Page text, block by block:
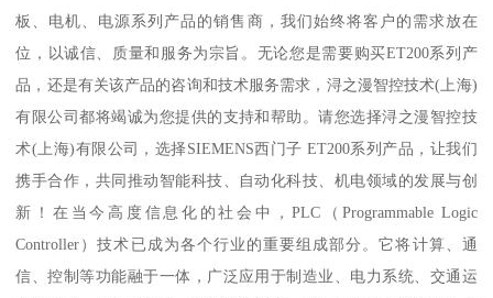
板、电机、电源系列产品的销售商，我们始终将客户的需求放在
位，以诚信、质量和服务为宗旨。无论您是需要购买ET200系列产
品，还是有关该产品的咨询和技术服务需求，浔之漫智控技术(上海)
有限公司都将竭诚为您提供的支持和帮助。请您选择浔之漫智控技
术(上海)有限公司，选择SIEMENS西门子 ET200系列产品，让我们
携手合作，共同推动智能科技、自动化科技、机电领域的发展与创
新！在当今高度信息化的社会中，PLC（Programmable Logic
Controller）技术已成为各个行业的重要组成部分。它将计算、通
信、控制等功能融于一体，广泛应用于制造业、电力系统、交通运